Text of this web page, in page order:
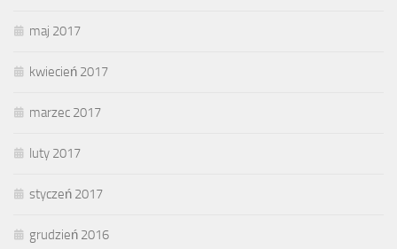
maj 2017
kwiecień 2017
marzec 2017
luty 2017
styczeń 2017
grudzień 2016